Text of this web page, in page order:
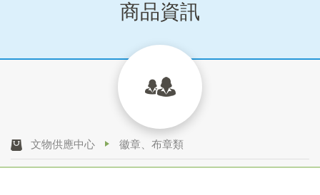
商品資訊
文物供應中心 徽章、布章類